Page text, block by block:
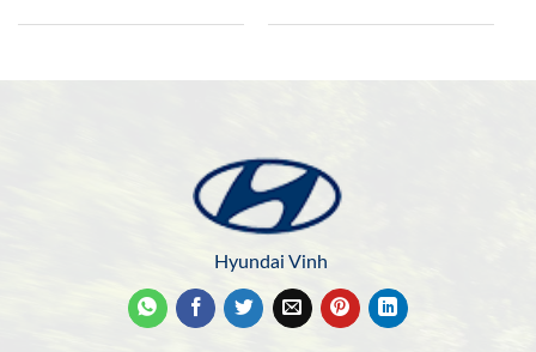
Hyundai Vinh